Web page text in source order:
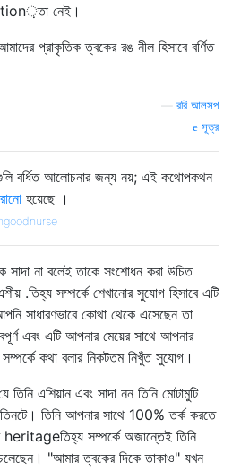
নেই।
প্রাকৃতিক ত্বকের রঙ নীল হিসাবে বর্ণিত
ররি আলসপ
সূত্র
বর্ধিত আলোচনার জন্য নয়; এই কথোপকথন
হয়েছে ।
সাদা না বলেই তাকে সংশোধন করা উচিত
.তিহ্য সম্পর্কে শেখানোর সুযোগ হিসাবে এটি
সাধারণভাবে কোথা থেকে এসেছেন তা
এবং এটি আপনার মেয়ের সাথে আপনার
সম্পর্কে কথা বলার নিকটতম নিখুঁত সুযোগ।
তিনি এশিয়ান এবং সাদা নন তিনি মোটামুটি
তিনটে। তিনি আপনার সাথে 100% তর্ক করতে
heritageতিহ্য সম্পর্কে অজান্তেই তিনি
"আমার ত্বকের দিকে তাকাও" যখন